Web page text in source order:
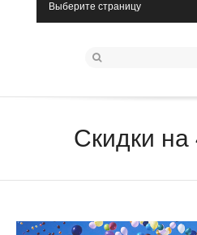
Выберите страницу
Скидки на